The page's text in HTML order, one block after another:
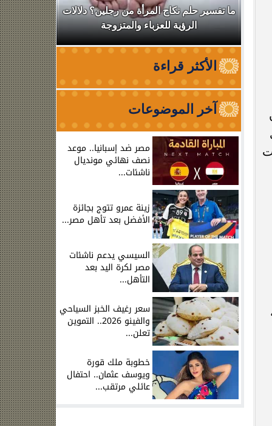
ما تفسير حلم نكاح المرأة من رجلين؟ دلالات
الرؤية للعزباء والمتزوجة
نقابة
من
الأكثر قراءة
آخر الموضوعات
مصر ضد إسبانيا.. موعد
نصف نهائي مونديال
ناشئات...
زينة عمرو تتوج بجائزة
الأفضل بعد تأهل مصر...
السيسي يدعم ناشئات
مصر لكرة اليد بعد
التأهل...
سعر رغيف الخبز السياحي
والفينو 2026.. التموين
تعلن...
خطوبة ملك قورة
ويوسف عثمان.. احتفال
عائلي مرتقب...